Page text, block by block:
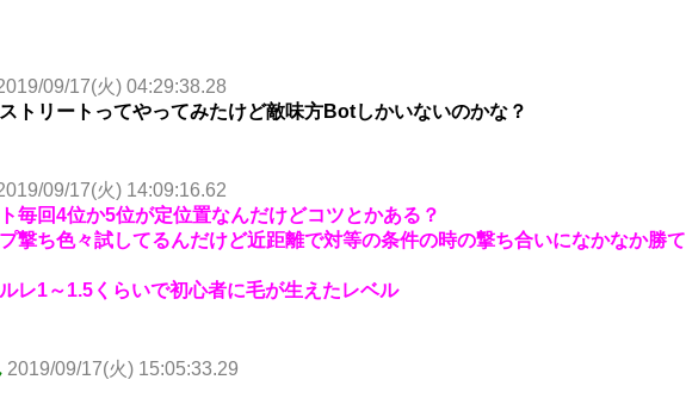
09/17(火) 04:29:38.28
トリートってやってみたけど敵味方Botしかいないのかな？
09/17(火) 14:09:16.62
毎回4位か5位が定位置なんだけどコツとかある？
撃ち色々試してるんだけど近距離で対等の条件の時の撃ち合いになかなか勝て
レ1～1.5くらいで初心者に毛が生えたレベル
2019/09/17(火) 15:05:33.29